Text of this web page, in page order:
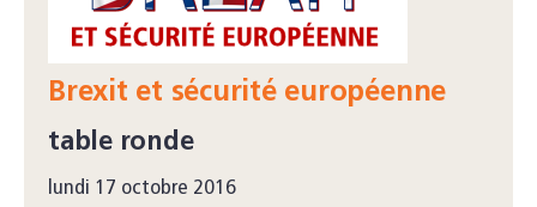
Brexit et sécurité européenne
table ronde
lundi 17 octobre 2016